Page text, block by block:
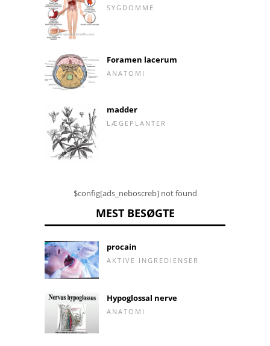
SYGDOMME
Foramen lacerum
ANATOMI
madder
LÆGEPLANTER
$config[ads_neboscreb] not found
MEST BESØGTE
procain
AKTIVE INGREDIENSER
Hypoglossal nerve
ANATOMI